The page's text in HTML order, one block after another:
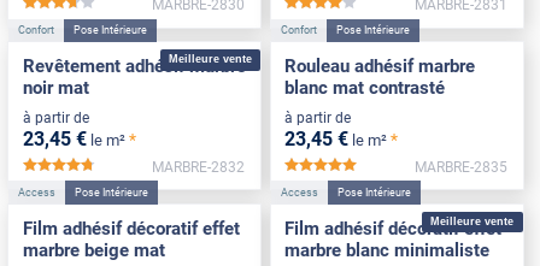
***** MARBRE-2830 ***** MARBRE-2831
Meilleure vente
Confort Pose Intérieure
Revêtement adhésif marbre
noir mat
à partir de
23,45 € le m² *
*****
MARBRE-2832
Confort Pose Intérieure
Rouleau adhésif marbre
blanc mat contrasté
à partir de
23,45 € le m² *
MARBRE-2835
Access Pose Intérieure
Film adhésif décoratif effet
marbre beige mat
Meilleure vente
Access Pose Intérieure
Film adhésif décoratif effet
marbre blanc minimaliste